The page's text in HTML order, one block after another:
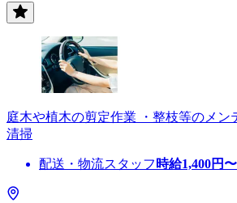
庭木や植木の剪定作業 ・整枝等のメン
清掃
配送・物流スタッフ 時給1,400円〜